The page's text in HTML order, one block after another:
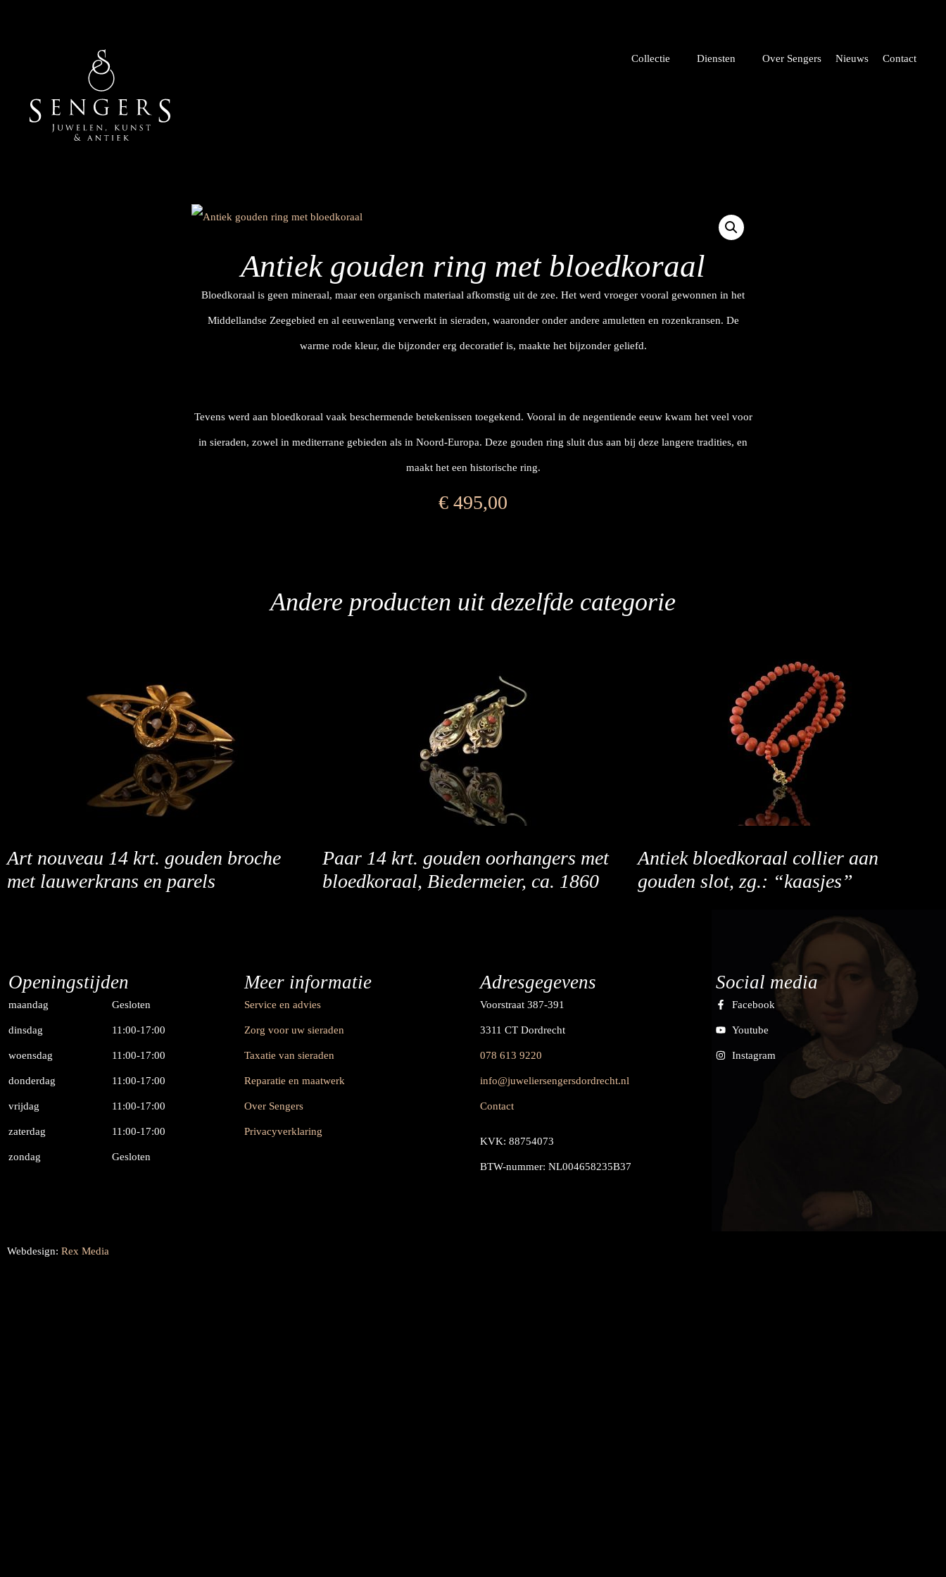
Collectie Diensten Over Sengers Nieuws Contact
Antiek gouden ring met bloedkoraal
Bloedkoraal is geen mineraal, maar een organisch materiaal afkomstig uit de zee. Het werd vroeger vooral gewonnen in het
Middellandse Zeegebied en al eeuwenlang verwerkt in sieraden, waaronder onder andere amuletten en rozenkransen. De
warme rode kleur, die bijzonder erg decoratief is, maakte het bijzonder geliefd.
Tevens werd aan bloedkoraal vaak beschermende betekenissen toegekend. Vooral in de negentiende eeuw kwam het veel voor
in sieraden, zowel in mediterrane gebieden als in Noord-Europa. Deze gouden ring sluit dus aan bij deze langere tradities, en
maakt het een historische ring.
€ 495,00
Andere producten uit dezelfde categorie
Art nouveau 14 krt. gouden broche
met lauwerkrans en parels
Paar 14 krt. gouden oorhangers met
bloedkoraal, Biedermeier, ca. 1860
Antiek bloedkoraal collier aan
gouden slot, zg.: “kaasjes”
Openingstijden
maandag Gesloten
dinsdag 11:00-17:00
woensdag 11:00-17:00
donderdag 11:00-17:00
vrijdag 11:00-17:00
zaterdag 11:00-17:00
zondag Gesloten
Meer informatie
Service en advies
Zorg voor uw sieraden
Taxatie van sieraden
Reparatie en maatwerk
Over Sengers
Privacyverklaring
Adresgegevens
Voorstraat 387-391
3311 CT Dordrecht
078 613 9220
info@juweliersengersdordrecht.nl
Contact
KVK: 88754073
BTW-nummer: NL004658235B37
Social media
Facebook
Youtube
Instagram
Webdesign: Rex Media